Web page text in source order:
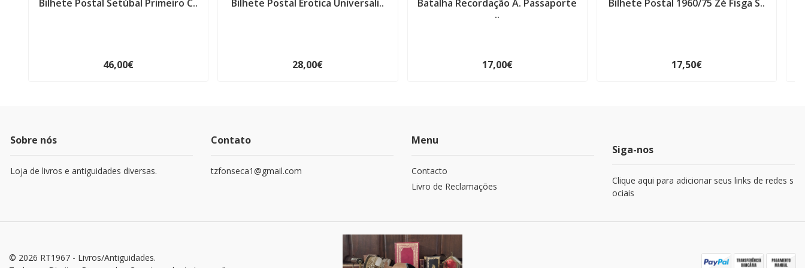
Bilhete Postal Setúbal Primeiro C..
46,00€
Bilhete Postal Erotica Universali..
28,00€
Batalha Recordação A. Passaporte
..
17,00€
Bilhete Postal 1960/75 Zé Fisga S..
17,50€
Sobre nós
Loja de livros e antiguidades diversas.
Contato
tzfonseca1@gmail.com
Menu
Contacto
Livro de Reclamações
Siga-nos
Clique aqui para adicionar seus links de redes s
ociais
© 2026 RT1967 - Livros/Antiguidades.